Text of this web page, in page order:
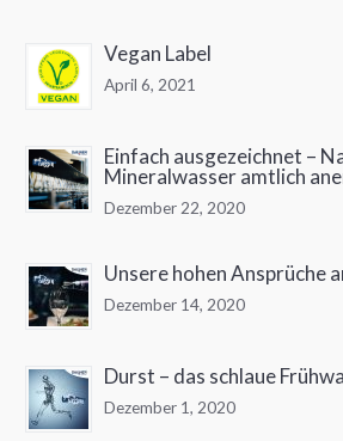
Vegan Label
April 6, 2021
Einfach ausgezeichnet –
Mineralwasser amtlich
Dezember 22, 2020
Unsere hohen Ansprüche
Dezember 14, 2020
Durst – das schlaue
Dezember 1, 2020